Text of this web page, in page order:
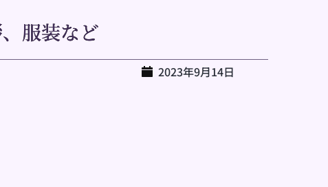
服装など
2023年9月14日